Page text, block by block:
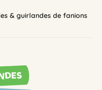
& guirlandes de fanions